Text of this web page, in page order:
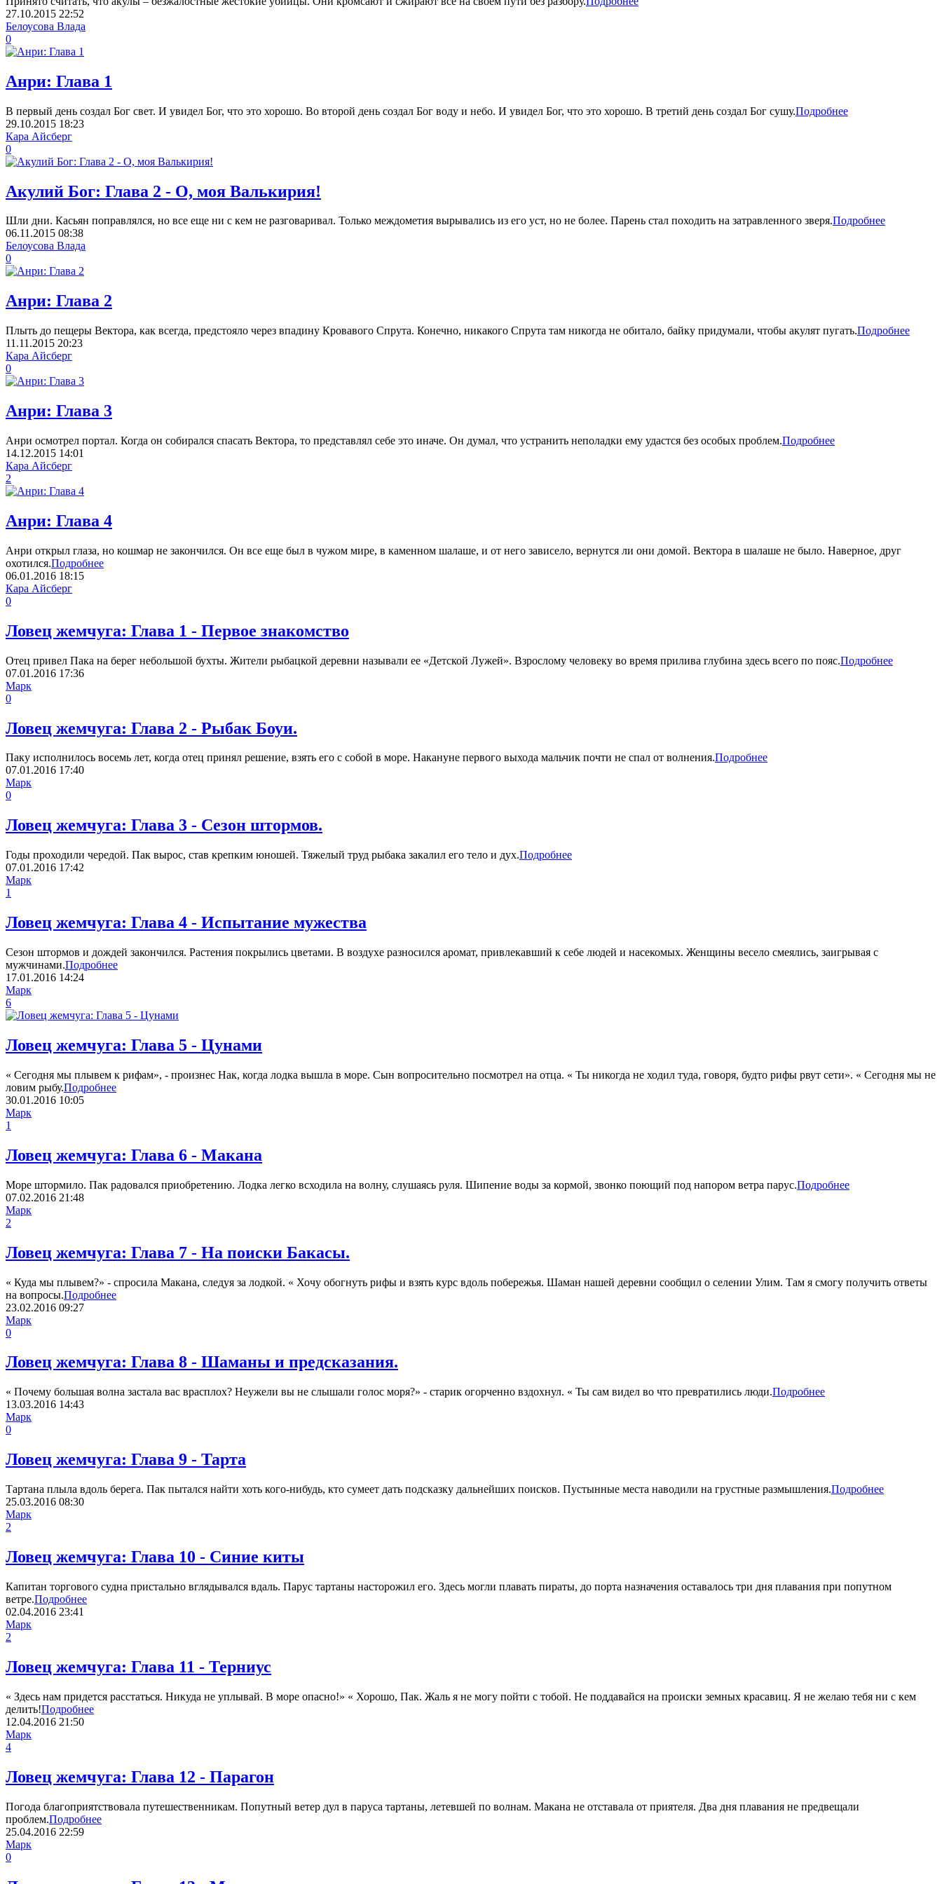
27.10.2015 22:52
Белоусова Влада
0
Анри: Глава 1
В первый день создал Бог свет. И увидел Бог, что это хорошо. Во второй день создал Бог воду и небо. И увидел Бог, что это хорошо. В третий день создал Бог сушу.Подробнее
29.10.2015 18:23
Кара Айсберг
0
Акулий Бог: Глава 2 - О, моя Валькирия!
Шли дни. Касьян поправлялся, но все еще ни с кем не разговаривал. Только междометия вырывались из его уст, но не более. Парень стал походить на затравленного зверя.Подробнее
06.11.2015 08:38
Белоусова Влада
0
Анри: Глава 2
Плыть до пещеры Вектора, как всегда, предстояло через впадину Кровавого Спрута. Конечно, никакого Спрута там никогда не обитало, байку придумали, чтобы акулят пугать.Подробнее
11.11.2015 20:23
Кара Айсберг
0
Анри: Глава 3
Анри осмотрел портал. Когда он собирался спасать Вектора, то представлял себе это иначе. Он думал, что устранить неполадки ему удастся без особых проблем.Подробнее
14.12.2015 14:01
Кара Айсберг
2
Анри: Глава 4
Анри открыл глаза, но кошмар не закончился. Он все еще был в чужом мире, в каменном шалаше, и от него зависело, вернутся ли они домой. Вектора в шалаше не было. Наверное, друг
охотился.Подробнее
06.01.2016 18:15
Кара Айсберг
0
Ловец жемчуга: Глава 1 - Первое знакомство
Отец привел Пака на берег небольшой бухты. Жители рыбацкой деревни называли ее «Детской Лужей». Взрослому человеку во время прилива глубина здесь всего по пояс.Подробнее
07.01.2016 17:36
Марк
0
Ловец жемчуга: Глава 2 - Рыбак Боуи.
Паку исполнилось восемь лет, когда отец принял решение, взять его с собой в море. Накануне первого выхода мальчик почти не спал от волнения.Подробнее
07.01.2016 17:40
Марк
0
Ловец жемчуга: Глава 3 - Сезон штормов.
Годы проходили чередой. Пак вырос, став крепким юношей. Тяжелый труд рыбака закалил его тело и дух.Подробнее
07.01.2016 17:42
Марк
1
Ловец жемчуга: Глава 4 - Испытание мужества
Сезон штормов и дождей закончился. Растения покрылись цветами. В воздухе разносился аромат, привлекавший к себе людей и насекомых. Женщины весело смеялись, заигрывая с
мужчинами.Подробнее
17.01.2016 14:24
Марк
6
Ловец жемчуга: Глава 5 - Цунами
« Сегодня мы плывем к рифам», - произнес Нак, когда лодка вышла в море. Сын вопросительно посмотрел на отца. « Ты никогда не ходил туда, говоря, будто рифы рвут сети». « Сегодня мы не
ловим рыбу.Подробнее
30.01.2016 10:05
Марк
1
Ловец жемчуга: Глава 6 - Макана
Море штормило. Пак радовался приобретению. Лодка легко всходила на волну, слушаясь руля. Шипение воды за кормой, звонко поющий под напором ветра парус.Подробнее
07.02.2016 21:48
Марк
2
Ловец жемчуга: Глава 7 - На поиски Бакасы.
« Куда мы плывем?» - спросила Макана, следуя за лодкой. « Хочу обогнуть рифы и взять курс вдоль побережья. Шаман нашей деревни сообщил о селении Улим. Там я смогу получить ответы
на вопросы.Подробнее
23.02.2016 09:27
Марк
0
Ловец жемчуга: Глава 8 - Шаманы и предсказания.
« Почему большая волна застала вас врасплох? Неужели вы не слышали голос моря?» - старик огорченно вздохнул. « Ты сам видел во что превратились люди.Подробнее
13.03.2016 14:43
Марк
0
Ловец жемчуга: Глава 9 - Тарта
Тартана плыла вдоль берега. Пак пытался найти хоть кого-нибудь, кто сумеет дать подсказку дальнейших поисков. Пустынные места наводили на грустные размышления.Подробнее
25.03.2016 08:30
Марк
2
Ловец жемчуга: Глава 10 - Синие киты
Капитан торгового судна пристально вглядывался вдаль. Парус тартаны насторожил его. Здесь могли плавать пираты, до порта назначения оставалось три дня плавания при попутном
ветре.Подробнее
02.04.2016 23:41
Марк
2
Ловец жемчуга: Глава 11 - Терниус
« Здесь нам придется расстаться. Никуда не уплывай. В море опасно!» « Хорошо, Пак. Жаль я не могу пойти с тобой. Не поддавайся на происки земных красавиц. Я не желаю тебя ни с кем
делить!Подробнее
12.04.2016 21:50
Марк
4
Ловец жемчуга: Глава 12 - Парагон
Погода благоприятствовала путешественникам. Попутный ветер дул в паруса тартаны, летевшей по волнам. Макана не отставала от приятеля. Два дня плавания не предвещали
проблем.Подробнее
25.04.2016 22:59
Марк
0